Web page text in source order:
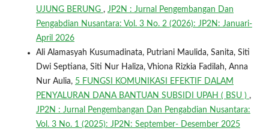
UJUNG BERUNG , JP2N : Jurnal Pengembangan Dan
Pengabdian Nusantara: Vol. 3 No. 2 (2026): JP2N: Januari-
April 2026
Ali Alamasyah Kusumadinata, Putriani Maulida, Sanita, Siti
Dwi Septiana, Siti Nur Haliza, Vhiona Rizkia Fadilah, Anna
Nur Aulia, 5 FUNGSI KOMUNIKASI EFEKTIF DALAM
PENYALURAN DANA BANTUAN SUBSIDI UPAH ( BSU ) ,
JP2N : Jurnal Pengembangan Dan Pengabdian Nusantara:
Vol. 3 No. 1 (2025): JP2N: September- Desember 2025